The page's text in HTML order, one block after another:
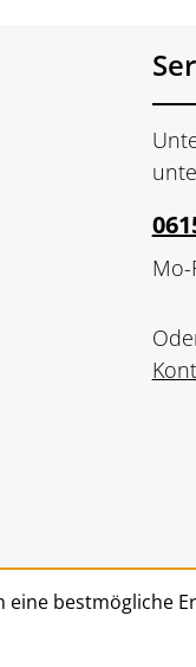
Mo-
eine bestmögliche